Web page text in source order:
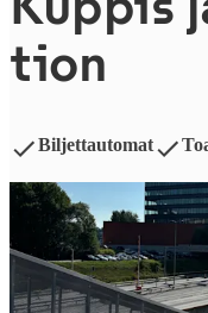
tion
Biljettautomat